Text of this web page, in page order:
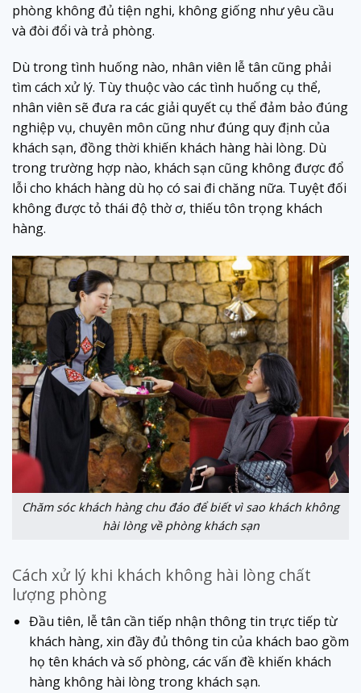
phòng không đủ tiện nghi, không giống như yêu cầu
và đòi đổi và trả phòng.
Dù trong tình huống nào, nhân viên lễ tân cũng phải
tìm cách xử lý. Tùy thuộc vào các tình huống cụ thể,
nhân viên sẽ đưa ra các giải quyết cụ thể đảm bảo đúng
nghiệp vụ, chuyên môn cũng như đúng quy định của
khách sạn, đồng thời khiến khách hàng hài lòng. Dù
trong trường hợp nào, khách sạn cũng không được đổ
lỗi cho khách hàng dù họ có sai đi chăng nữa. Tuyệt đối
không được tỏ thái độ thờ ơ, thiếu tôn trọng khách
hàng.
Chăm sóc khách hàng chu đáo để biết vì sao khách không
hài lòng về phòng khách sạn
Cách xử lý khi khách không hài lòng chất
lượng phòng
Đầu tiên, lễ tân cần tiếp nhận thông tin trực tiếp từ
khách hàng, xin đầy đủ thông tin của khách bao gồm
họ tên khách và số phòng, các vấn đề khiến khách
hàng không hài lòng trong khách sạn.